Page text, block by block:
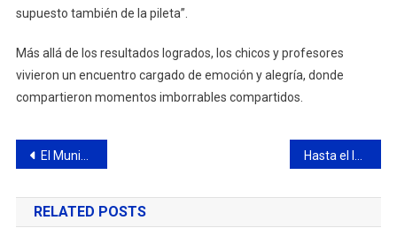
supuesto también de la pileta”.
Más allá de los resultados logrados, los chicos y profesores
vivieron un encuentro cargado de emoción y alegría, donde
compartieron momentos imborrables compartidos.
Navegación
de
El Municipio suma una nueva posta de vacunación contra el Covid-19 Hasta el lunes hay tiempo de inscribirse en el Registro de Comercialización de Pirotecnia Autorizada
RELATED POSTS